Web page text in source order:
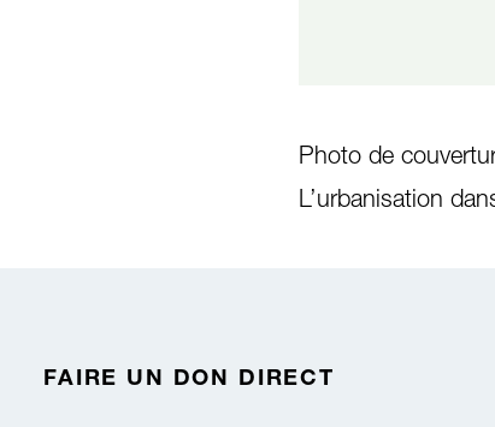
Photo de
L’urbanisation
FAIRE UN DON DIRECT